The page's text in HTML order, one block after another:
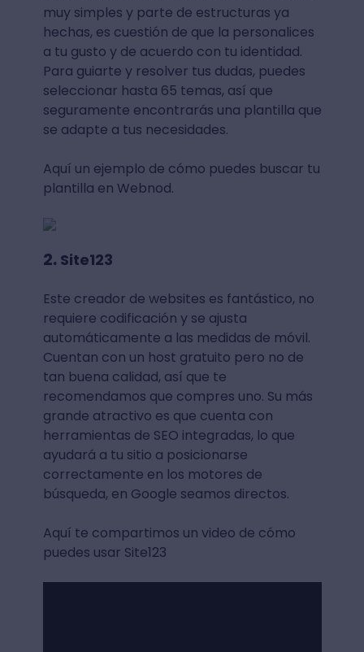
muy simples y parte de estructuras ya
hechas, es cuestión de que la personalices
a tu gusto y de acuerdo con tu identidad.
Para guiarte y resolver tus dudas, puedes
seleccionar hasta 65 temas, así que
seguramente encontrarás una plantilla que
se adapte a tus necesidades.
Aquí un ejemplo de cómo puedes buscar tu
plantilla en Webnod.
2. Site123
Este creador de websites es fantástico, no
requiere codificación y se ajusta
automáticamente a las medidas de móvil.
Cuentan con un host gratuito pero no de
tan buena calidad, así que te
recomendamos que compres uno. Su más
grande atractivo es que cuenta con
herramientas de SEO integradas, lo que
ayudará a tu sitio a posicionarse
correctamente en los motores de
búsqueda, en Google seamos directos.
Aquí te compartimos un video de cómo
puedes usar Site123